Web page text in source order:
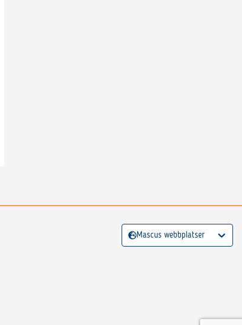
Mascus webbplatser